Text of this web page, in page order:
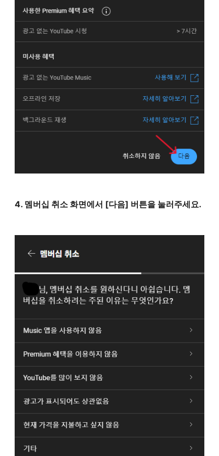
4. 멤버십 취소 화면에서 [다음] 버튼을 눌러주세요.